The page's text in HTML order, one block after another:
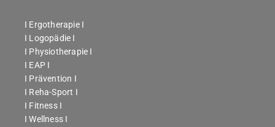
I Ergotherapie I
I Logopädie I
I Physiotherapie I
I EAP I
I Prävention I
I Reha-Sport I
I Fitness I
I Wellness I